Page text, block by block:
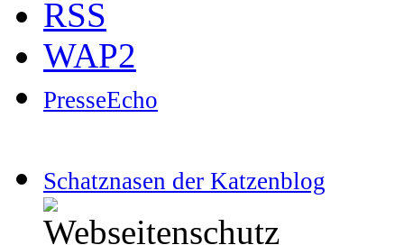
RSS
WAP2
PresseEcho
Schatznasen der Katzenblog